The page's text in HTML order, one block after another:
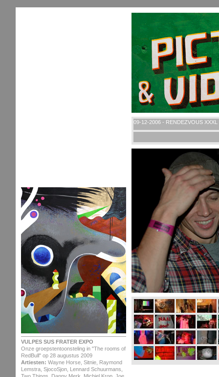
VULPES SUS FRATER EXPO
Onze groepstentoonsteling in "The rooms of
RedBull" op 28 augustus 2009
Artiesten: Wayne Horse, Sitnie, Raymond
Lemstra, SjocoSjon, Lennard Schuurmans,
09-12-2006 - RENDEZVOUS XXXL